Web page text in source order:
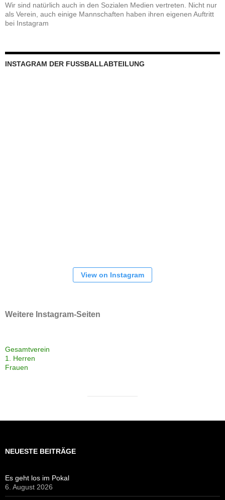
Wir sind natürlich auch in den Sozialen Medien vertreten. Nicht nur
als Verein, auch einige Mannschaften haben ihren eigenen Auftritt
bei Instagram
INSTAGRAM DER FUSSBALLABTEILUNG
View on Instagram
Weitere Instagram-Seiten
Gesamtverein
1. Herren
Frauen
NEUESTE BEITRÄGE
Es geht los im Pokal
6. August 2026